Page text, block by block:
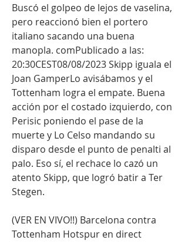
Buscó el golpeo de lejos de vaselina,
pero reaccionó bien el portero
italiano sacando una buena
manopla. comPublicado a las:
20:30CEST08/08/2023 Skipp iguala el
Joan GamperLo avisábamos y el
Tottenham logra el empate. Buena
acción por el costado izquierdo, con
Perisic poniendo el pase de la
muerte y Lo Celso mandando su
disparo desde el punto de penalti al
palo. Eso sí, el rechace lo cazó un
atento Skipp, que logró batir a Ter
Stegen.
(VER EN VIVO!!) Barcelona contra
Tottenham Hotspur en direct